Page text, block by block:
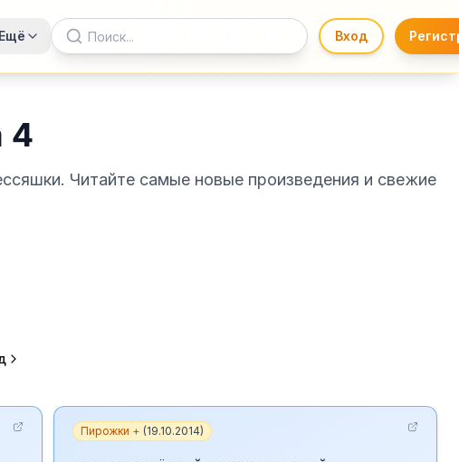
Ещё Вход
4
Читайте самые новые произведения и свежие
Пирожки + (19.10.2014)